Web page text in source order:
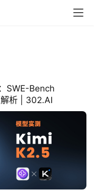
SWE-Bench
析 | 302.AI